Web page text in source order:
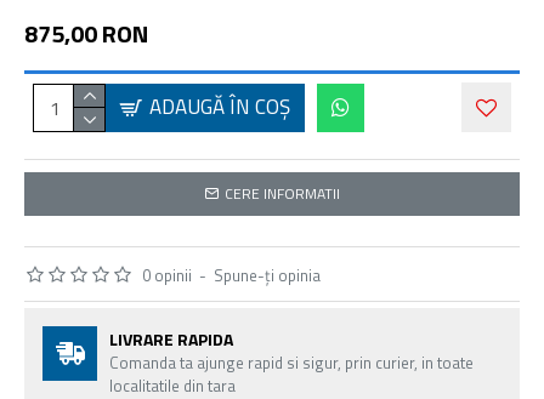
0 opinii - Spune-ţi opinia
875,00 RON
ADAUGĂ ÎN COŞ
CERE INFORMATII
LIVRARE RAPIDA
Comanda ta ajunge rapid si sigur, prin curier, in toate
localitatile din tara